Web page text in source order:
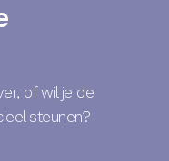
of wil je de
steunen?